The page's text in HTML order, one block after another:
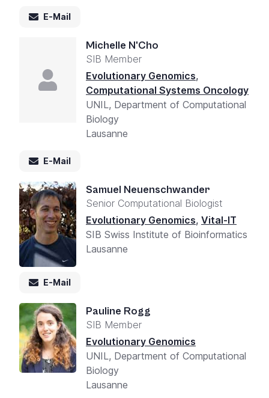
E-Mail
Michelle N'Cho
SIB Member
Evolutionary Genomics,
Computational Systems Oncology
UNIL, Department of Computational
Biology
Lausanne
E-Mail
Samuel Neuenschwander
Senior Computational Biologist
Evolutionary Genomics, Vital-IT
SIB Swiss Institute of Bioinformatics
Lausanne
E-Mail
Pauline Rogg
SIB Member
Evolutionary Genomics
UNIL, Department of Computational
Biology
Lausanne